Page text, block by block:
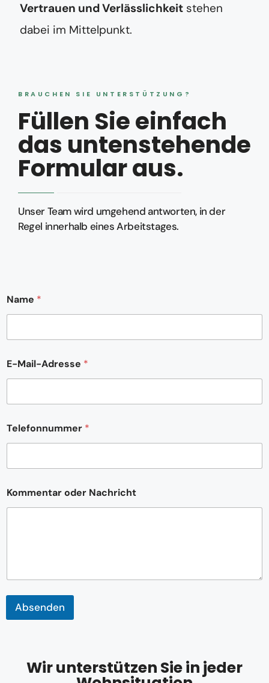
Vertrauen und Verlässlichkeit stehen
dabei im Mittelpunkt.
BRAUCHEN SIE UNTERSTÜTZUNG?
Füllen Sie einfach
das untenstehende
Formular aus.
Unser Team wird umgehend antworten, in der
Regel innerhalb eines Arbeitstages.
Name *
-
M
i
-
A
d
e
s
c
h
N
E-Mail-Adresse *
Telefonnummer *
Kommentar oder Nachricht
Absenden
Wir unterstützen Sie in jeder